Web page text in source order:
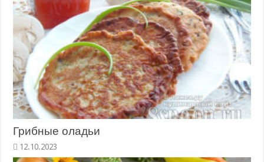
Грибные оладьи